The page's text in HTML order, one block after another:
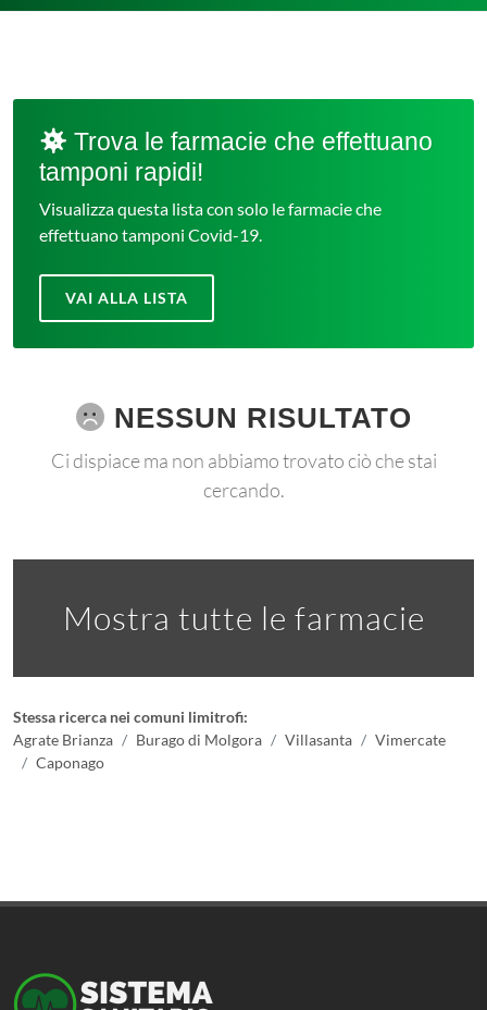
Trova le farmacie che effettuano
tamponi rapidi!
Visualizza questa lista con solo le farmacie che
effettuano tamponi Covid-19.
VAI ALLA LISTA
NESSUN RISULTATO
Ci dispiace ma non abbiamo trovato ciò che stai
cercando.
Mostra tutte le farmacie
Stessa ricerca nei comuni limitrofi:
Agrate Brianza
Burago di Molgora Villasanta
Vimercate
Caponago